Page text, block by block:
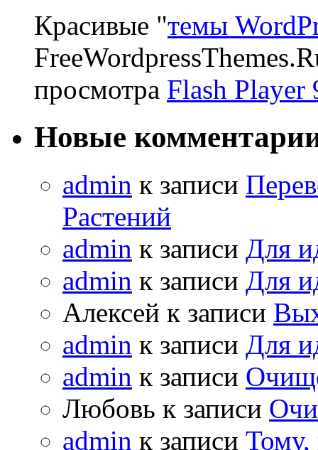
Красивые "темы
просмотра Flash Player
Новые
admin к записи
Растений
admin к записи Для
admin к записи Для
Алексей к записи
admin к записи Для
admin к записи
Любовь к записи
admin к записи Тому,